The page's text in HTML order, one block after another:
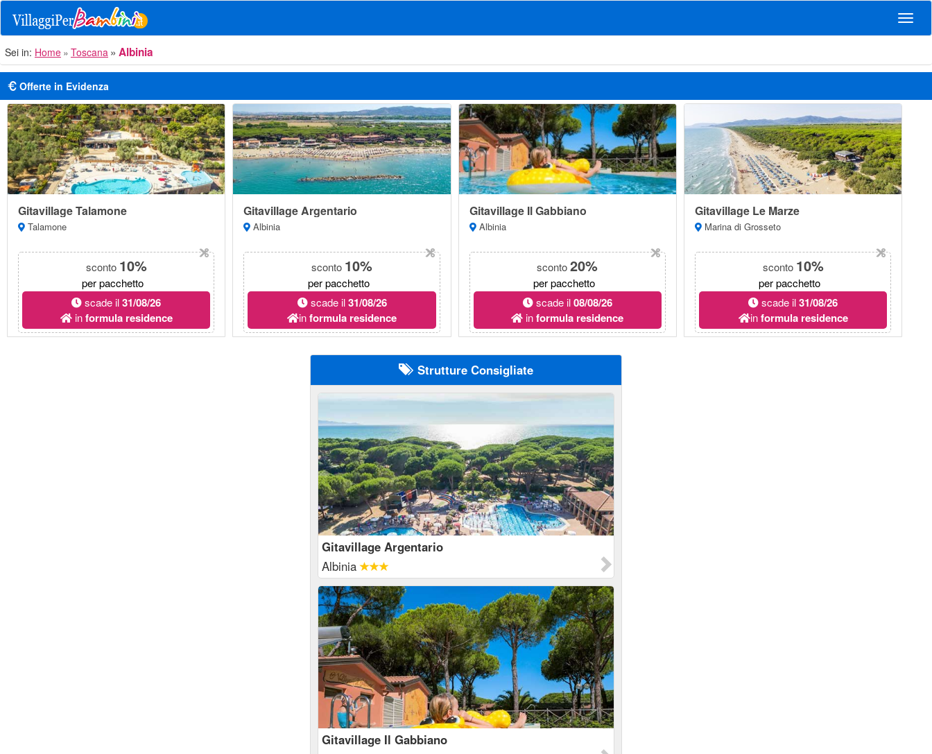
Sei in: Home Toscana Albinia
Offerte in Evidenza
Gitavillage Talamone
Talamone
sconto 10%
per pacchetto
scade il31/08/26
informula residence
Gitavillage Argentario
Albinia
sconto 10%
per pacchetto
scade il31/08/26
informula residence
Gitavillage Il Gabbiano
Albinia
sconto20%
per pacchetto
scade il08/08/26
informula residence
Gitavillage Le Marze
Marina di Grosseto
sconto 10%
per pacchetto
scade il31/08/26
informula residence
Strutture Consigliate
Gitavillage Argentario
Albinia
Gitavillage Il Gabbiano